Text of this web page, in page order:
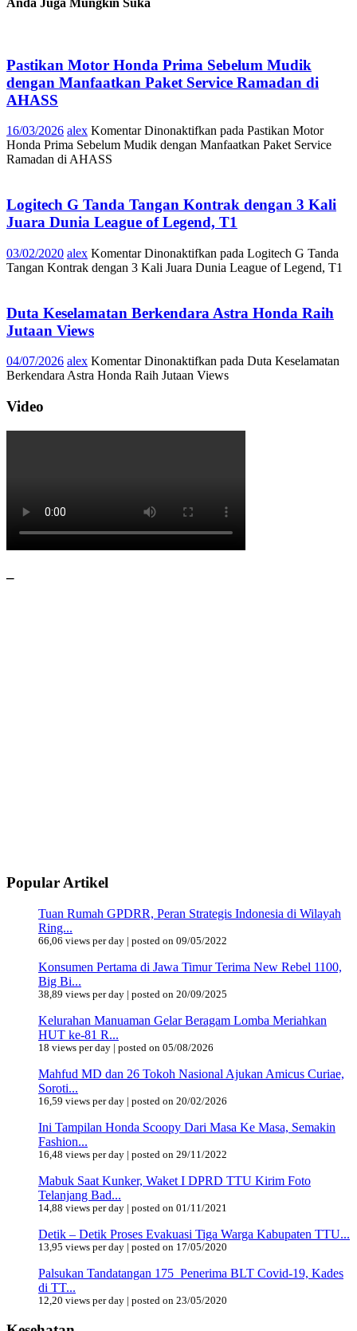
Pastikan Motor Honda Prima Sebelum Mudik
dengan Manfaatkan Paket Service Ramadan di
AHASS
16/03/2026 alex Komentar Dinonaktifkan pada Pastikan Motor
Honda Prima Sebelum Mudik dengan Manfaatkan Paket Service
Ramadan di AHASS
Logitech G Tanda Tangan Kontrak dengan 3 Kali
Juara Dunia League of Legend, T1
03/02/2020 alex Komentar Dinonaktifkan pada Logitech G Tanda
Tangan Kontrak dengan 3 Kali Juara Dunia League of Legend, T1
Duta Keselamatan Berkendara Astra Honda Raih
Jutaan Views
04/07/2026 alex Komentar Dinonaktifkan pada Duta Keselamatan
Berkendara Astra Honda Raih Jutaan Views
Video
–
Popular Artikel
Tuan Rumah GPDRR, Peran Strategis Indonesia di Wilayah
Ring...
66,06 views per day | posted on 09/05/2022
Konsumen Pertama di Jawa Timur Terima New Rebel 1100,
Big Bi...
38,89 views per day | posted on 20/09/2025
Kelurahan Manuaman Gelar Beragam Lomba Meriahkan
HUT ke-81 R...
18 views per day | posted on 05/08/2026
Mahfud MD dan 26 Tokoh Nasional Ajukan Amicus Curiae,
Soroti...
16,59 views per day | posted on 20/02/2026
Ini Tampilan Honda Scoopy Dari Masa Ke Masa, Semakin
Fashion...
16,48 views per day | posted on 29/11/2022
Mabuk Saat Kunker, Waket I DPRD TTU Kirim Foto
Telanjang Bad...
14,88 views per day | posted on 01/11/2021
Detik – Detik Proses Evakuasi Tiga Warga Kabupaten TTU...
13,95 views per day | posted on 17/05/2020
Palsukan Tandatangan 175 Penerima BLT Covid-19, Kades
di TT...
12,20 views per day | posted on 23/05/2020